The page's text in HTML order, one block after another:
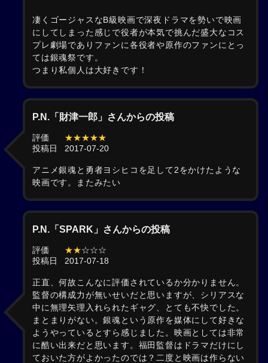
凄くゴージャスなB級映画で深夜ドラマを勢いで映画
にしてしまった感じで役者が本気で挑んだ盛大なコス
プレ劇場でありファンに各役者や原作のファンにとっ
ては銀魂祭です。
つまり私個人は大好きです！
P.N.「財津一郎」さんからの投稿
評価
★★★★★
投稿日
2017-07-20
アニメ銀魂と勇者ヨシヒコを足して2をかけたような
映画です。またみたい
P.N.「SPARK」さんからの投稿
評価 ★★☆☆☆
投稿日
2017-07-18
正直、何故こんなに評価されているか分かりません。
監督の構成力が無いせいだと思いますが、シリアスな
中に無理矢理入れられたギャグ、とても不快でした。
まとまりがない。銀魂という原作を媒体にして好きな
ようやっているとすら感じました。映画としては非常
に酷い出来だと思います。福田監督はドラマだけにし
ておいた方がよかったのでは？二度と映画は作らない